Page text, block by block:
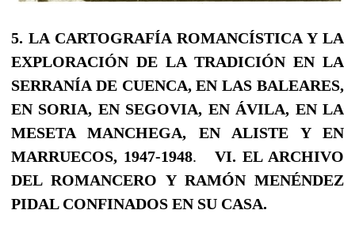
5. LA CARTOGRAFÍA ROMANCÍSTICA Y LA
EXPLORACIÓN DE LA TRADICIÓN EN LA
SERRANÍA DE CUENCA, EN LAS BALEARES,
EN SORIA, EN SEGOVIA, EN ÁVILA, EN LA
MESETAMANCHEGA, EN ALISTE Y EN
MARRUECOS, 1947-1948.
VI. EL ARCHIVO
DEL ROMANCERO Y RAMÓN MENÉNDEZ
PIDAL CONFINADOS EN SU CASA.